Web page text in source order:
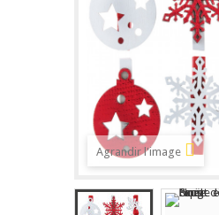
Agrandir l'image